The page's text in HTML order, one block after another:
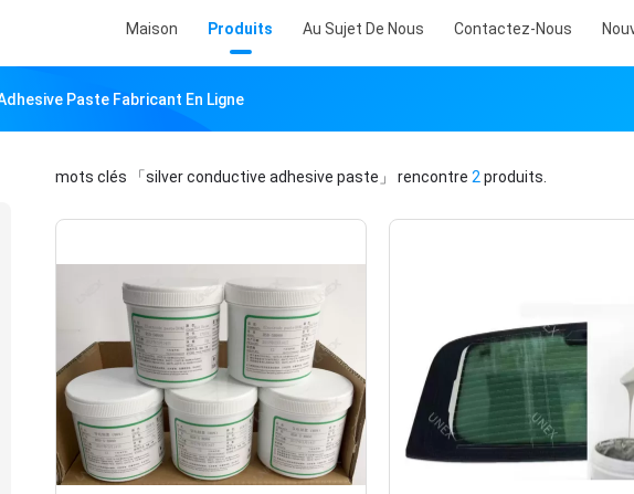
Maison Produits Au Sujet De Nous Contactez-Nous
Paste Fabricant En Ligne
mots clés 「silver conductive adhesive paste」 rencontre 2 produits.